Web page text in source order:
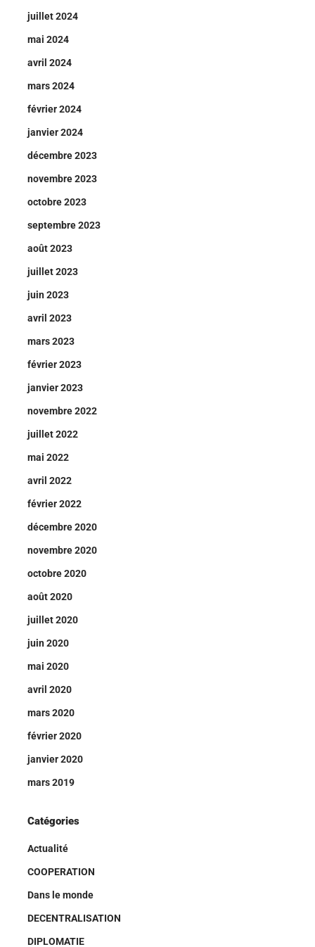
juillet 2024
mai 2024
avril 2024
mars 2024
février 2024
janvier 2024
décembre 2023
novembre 2023
octobre 2023
septembre 2023
août 2023
juillet 2023
juin 2023
avril 2023
mars 2023
février 2023
janvier 2023
novembre 2022
juillet 2022
mai 2022
avril 2022
février 2022
décembre 2020
novembre 2020
octobre 2020
août 2020
juillet 2020
juin 2020
mai 2020
avril 2020
mars 2020
février 2020
janvier 2020
mars 2019
Catégories
Actualité
COOPERATION
Dans le monde
DECENTRALISATION
DIPLOMATIE